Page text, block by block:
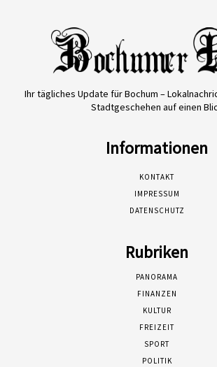
Ihr tägliches Update für Bochum –
Stadtgeschehen auf einen
Informationen
KONTAKT
IMPRESSUM
DATENSCHUTZ
Rubriken
PANORAMA
FINANZEN
KULTUR
FREIZEIT
SPORT
POLITIK